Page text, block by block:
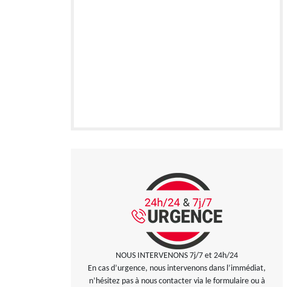
NOUS INTERVENONS 7j/7 et 24h/24
En cas d’urgence, nous intervenons dans l’immédiat,
n’hésitez pas à nous contacter via le formulaire ou à